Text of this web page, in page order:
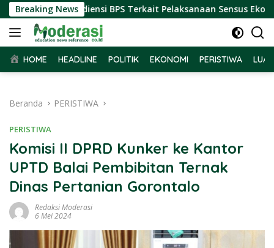
Langsung
ke
konten
Breaking News
Terima Audiensi BPS Terkait Pelaksanaan Sensus Ekonomi
HOME HEADLINE POLITIK EKONOMI PERISTIWA
Beranda PERISTIWA
PERISTIWA
Komisi II DPRD Kunker ke Kantor
UPTD Balai Pembibitan Ternak
Dinas Pertanian Gorontalo
Redaksi Moderasi
6 Mei 2024